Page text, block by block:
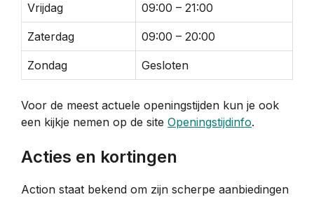
Vrijdag 09:00 – 21:00
Zaterdag 09:00 – 20:00
Zondag Gesloten
Voor de meest actuele openingstijden kun je ook
een kijkje nemen op de site Openingstijdinfo.
Acties en kortingen
Action staat bekend om zijn scherpe aanbiedingen